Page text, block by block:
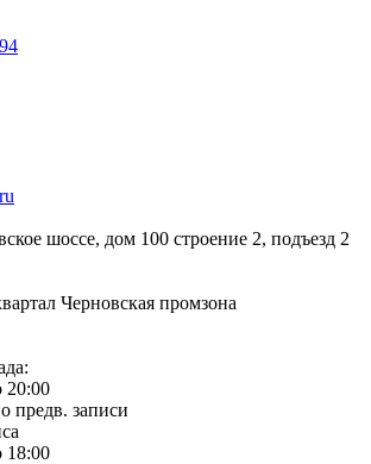
шоссе, дом 100 строение 2, подъезд 2
Черновская промзона
20:00
предв. записи
18:00